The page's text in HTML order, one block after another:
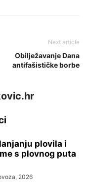
Next article
Obilježavanje Dana
antifašističke borbe
plovila i
s plovnog puta
2026